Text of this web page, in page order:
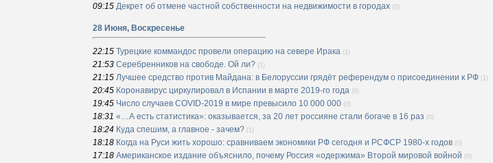
09:15 Декрет об отмене частной собственности на недвижимости в городах (0)
28 Июня, Воскресенье
22:15 Турецкие коммандос провели операцию на севере Ирака (1)
21:53 Серебренников на свободе. Ой ли? (1)
21:15 Лучшее средство против Майдана: в Белоруссии грядёт референдум о присоединении к РФ (1)
20:45 Коронавирус циркулировал в Испании в марте 2019-го года (0)
19:45 Число случаев COVID-2019 в мире превысило 10 000 000 (0)
18:31 «…А есть статистика»: оказывается, за 20 лет россияне стали богаче в 16 раз (0)
18:24 Куда спешим, а главное - зачем? (1)
18:18 Когда на Руси жить хорошо: сравниваем экономики РФ сегодня и РСФСР 1980-х годов (0)
17:18 Американское издание объяснило, почему Россия «одержима» Второй мировой войной (0)